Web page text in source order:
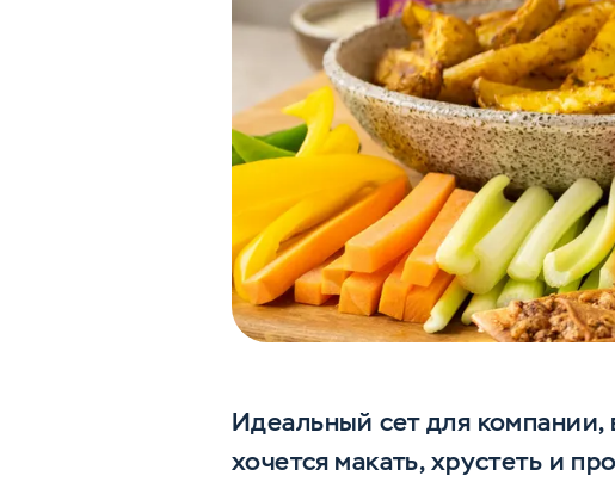
Идеальный сет для компании,
хочется макать, хрустеть и